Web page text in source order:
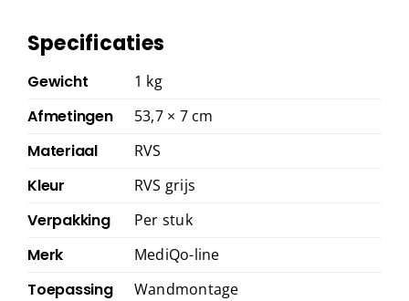
Specificaties
Gewicht 1 kg
Afmetingen 53,7 × 7 cm
Materiaal RVS
Kleur RVS grijs
Verpakking Per stuk
Merk MediQo-line
Toepassing Wandmontage